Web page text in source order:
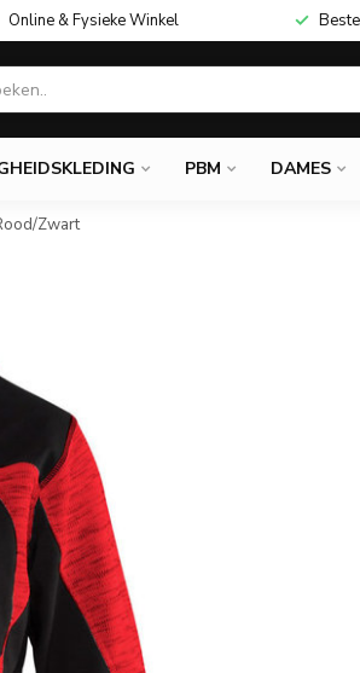
Online & Fysieke Winkel
PBM DAMES
Zwart